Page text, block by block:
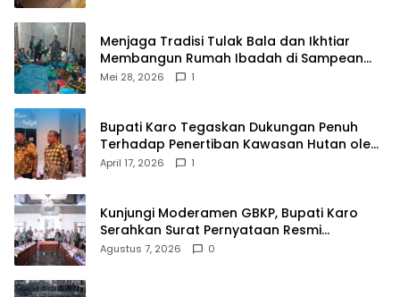
Menjaga Tradisi Tulak Bala dan Ikhtiar
Membangun Rumah Ibadah di Sampean
Barat
Mei 28, 2026 1
Bupati Karo Tegaskan Dukungan Penuh
Terhadap Penertiban Kawasan Hutan oleh
Pemerintah Pusat
April 17, 2026 1
Kunjungi Moderamen GBKP, Bupati Karo
Serahkan Surat Pernyataan Resmi
Penyerahan Aset RSUD Kabanjahe
Agustus 7, 2026 0